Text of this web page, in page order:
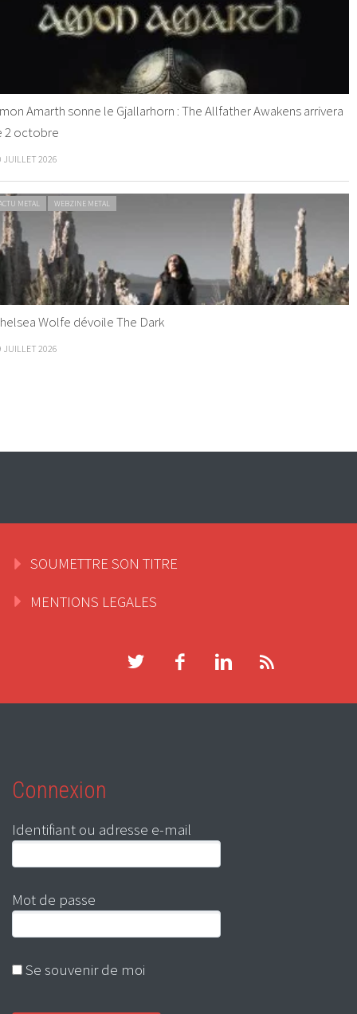
Amarth sonne le Gjallarhorn : The Allfather Awakens arrivera
2 octobre
JUILLET 2026
METAL WEBZINE METAL
Wolfe dévoile The Dark
JUILLET 2026
SOUMETTRE SON TITRE
MENTIONS LEGALES
Connexion
Identifiant ou adresse e-mail
Mot de passe
Se souvenir de moi